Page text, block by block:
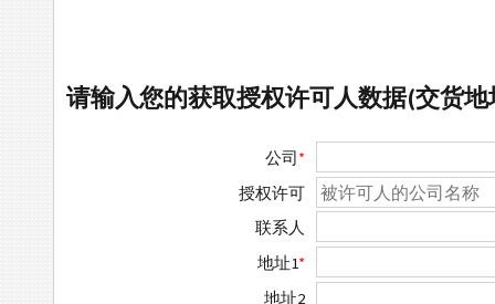
请输入您的获取授权许可人数据(交货地
公司*
授权许可
联系人
地址1*
地址2